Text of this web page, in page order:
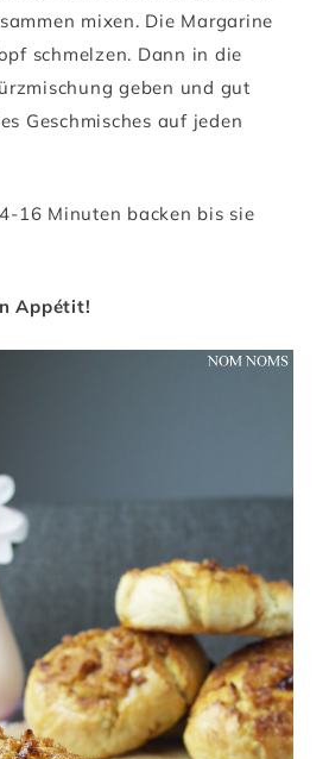
mixen. Die Margarine
schmelzen. Dann in die
geben und gut
Geschmisches auf jeden
16 Minuten backen bis sie
Appétit!